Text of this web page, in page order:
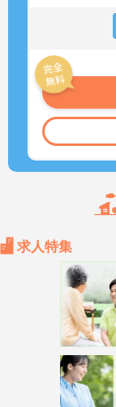
求人特集